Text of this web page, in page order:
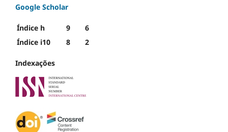
Google Scholar
Índice h 9
6
Índice i10
8 2
Indexações